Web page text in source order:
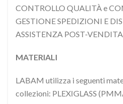
CONTROLLO QUALITÀ e
GESTIONE SPEDIZIONI E
ASSISTENZA POST-VENDITA
MATERIALI
LABAM utilizza i seguenti
collezioni: PLEXIGLASS